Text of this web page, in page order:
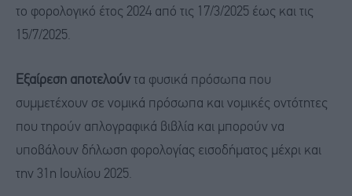
το φορολογικό έτος 2024 από τις 17/3/2025 έως και τις
15/7/2025.
Εξαίρεση αποτελούν τα φυσικά πρόσωπα που
συμμετέχουν σε νομικά πρόσωπα και νομικές οντότητες
που τηρούν απλογραφικά βιβλία και μπορούν να
υποβάλουν δήλωση φορολογίας εισοδήματος μέχρι και
την 31η Ιουλίου 2025.